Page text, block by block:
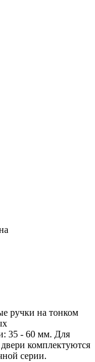
ручки на тонком
35 - 60 мм. Для
комплектуются
серии.